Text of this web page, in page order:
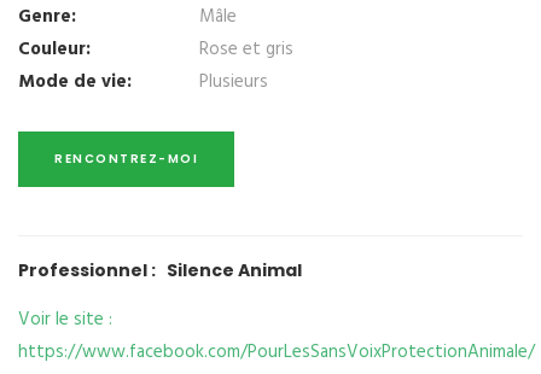
Genre:
Mâle
Couleur:
Rose et gris
Mode de vie:
Plusieurs
Professionnel : Silence Animal
Voir le site :
https://www.facebook.com/PourLesSansVoixProtectionAnimale/